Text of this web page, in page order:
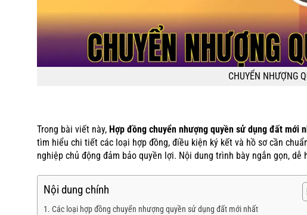
CHUYỂN NHƯỢNG
Trong bài viết này, Hợp đồng chuyển nhượng quyền sử dụng đất mới
tìm hiểu chi tiết các loại hợp đồng, điều kiện ký kết và hồ sơ cần
nghiệp chủ động đảm bảo quyền lợi. Nội dung trình bày ngắn gọn, dễ
Nội dung chính
Các loại hợp đồng chuyển nhượng quyền sử dụng đất mới nhất